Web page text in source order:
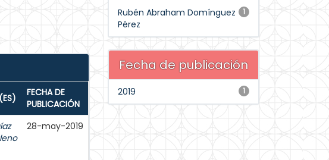
FECHA DE
PUBLICACIÓN
28-may-2019
1
Rubén Abraham Domínguez
Pérez
Fecha de publicación
1
2019